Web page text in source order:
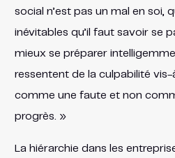
social n’est pas un mal en soi,
inévitables qu’il faut savoir se
mieux se préparer
ressentent de la culpabilité
comme une faute et non
progrès. »
La hiérarchie dans les